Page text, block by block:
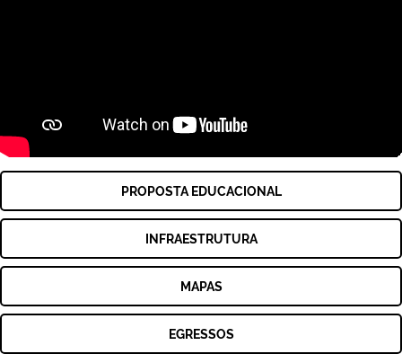
PROPOSTA EDUCACIONAL
INFRAESTRUTURA
MAPAS
EGRESSOS